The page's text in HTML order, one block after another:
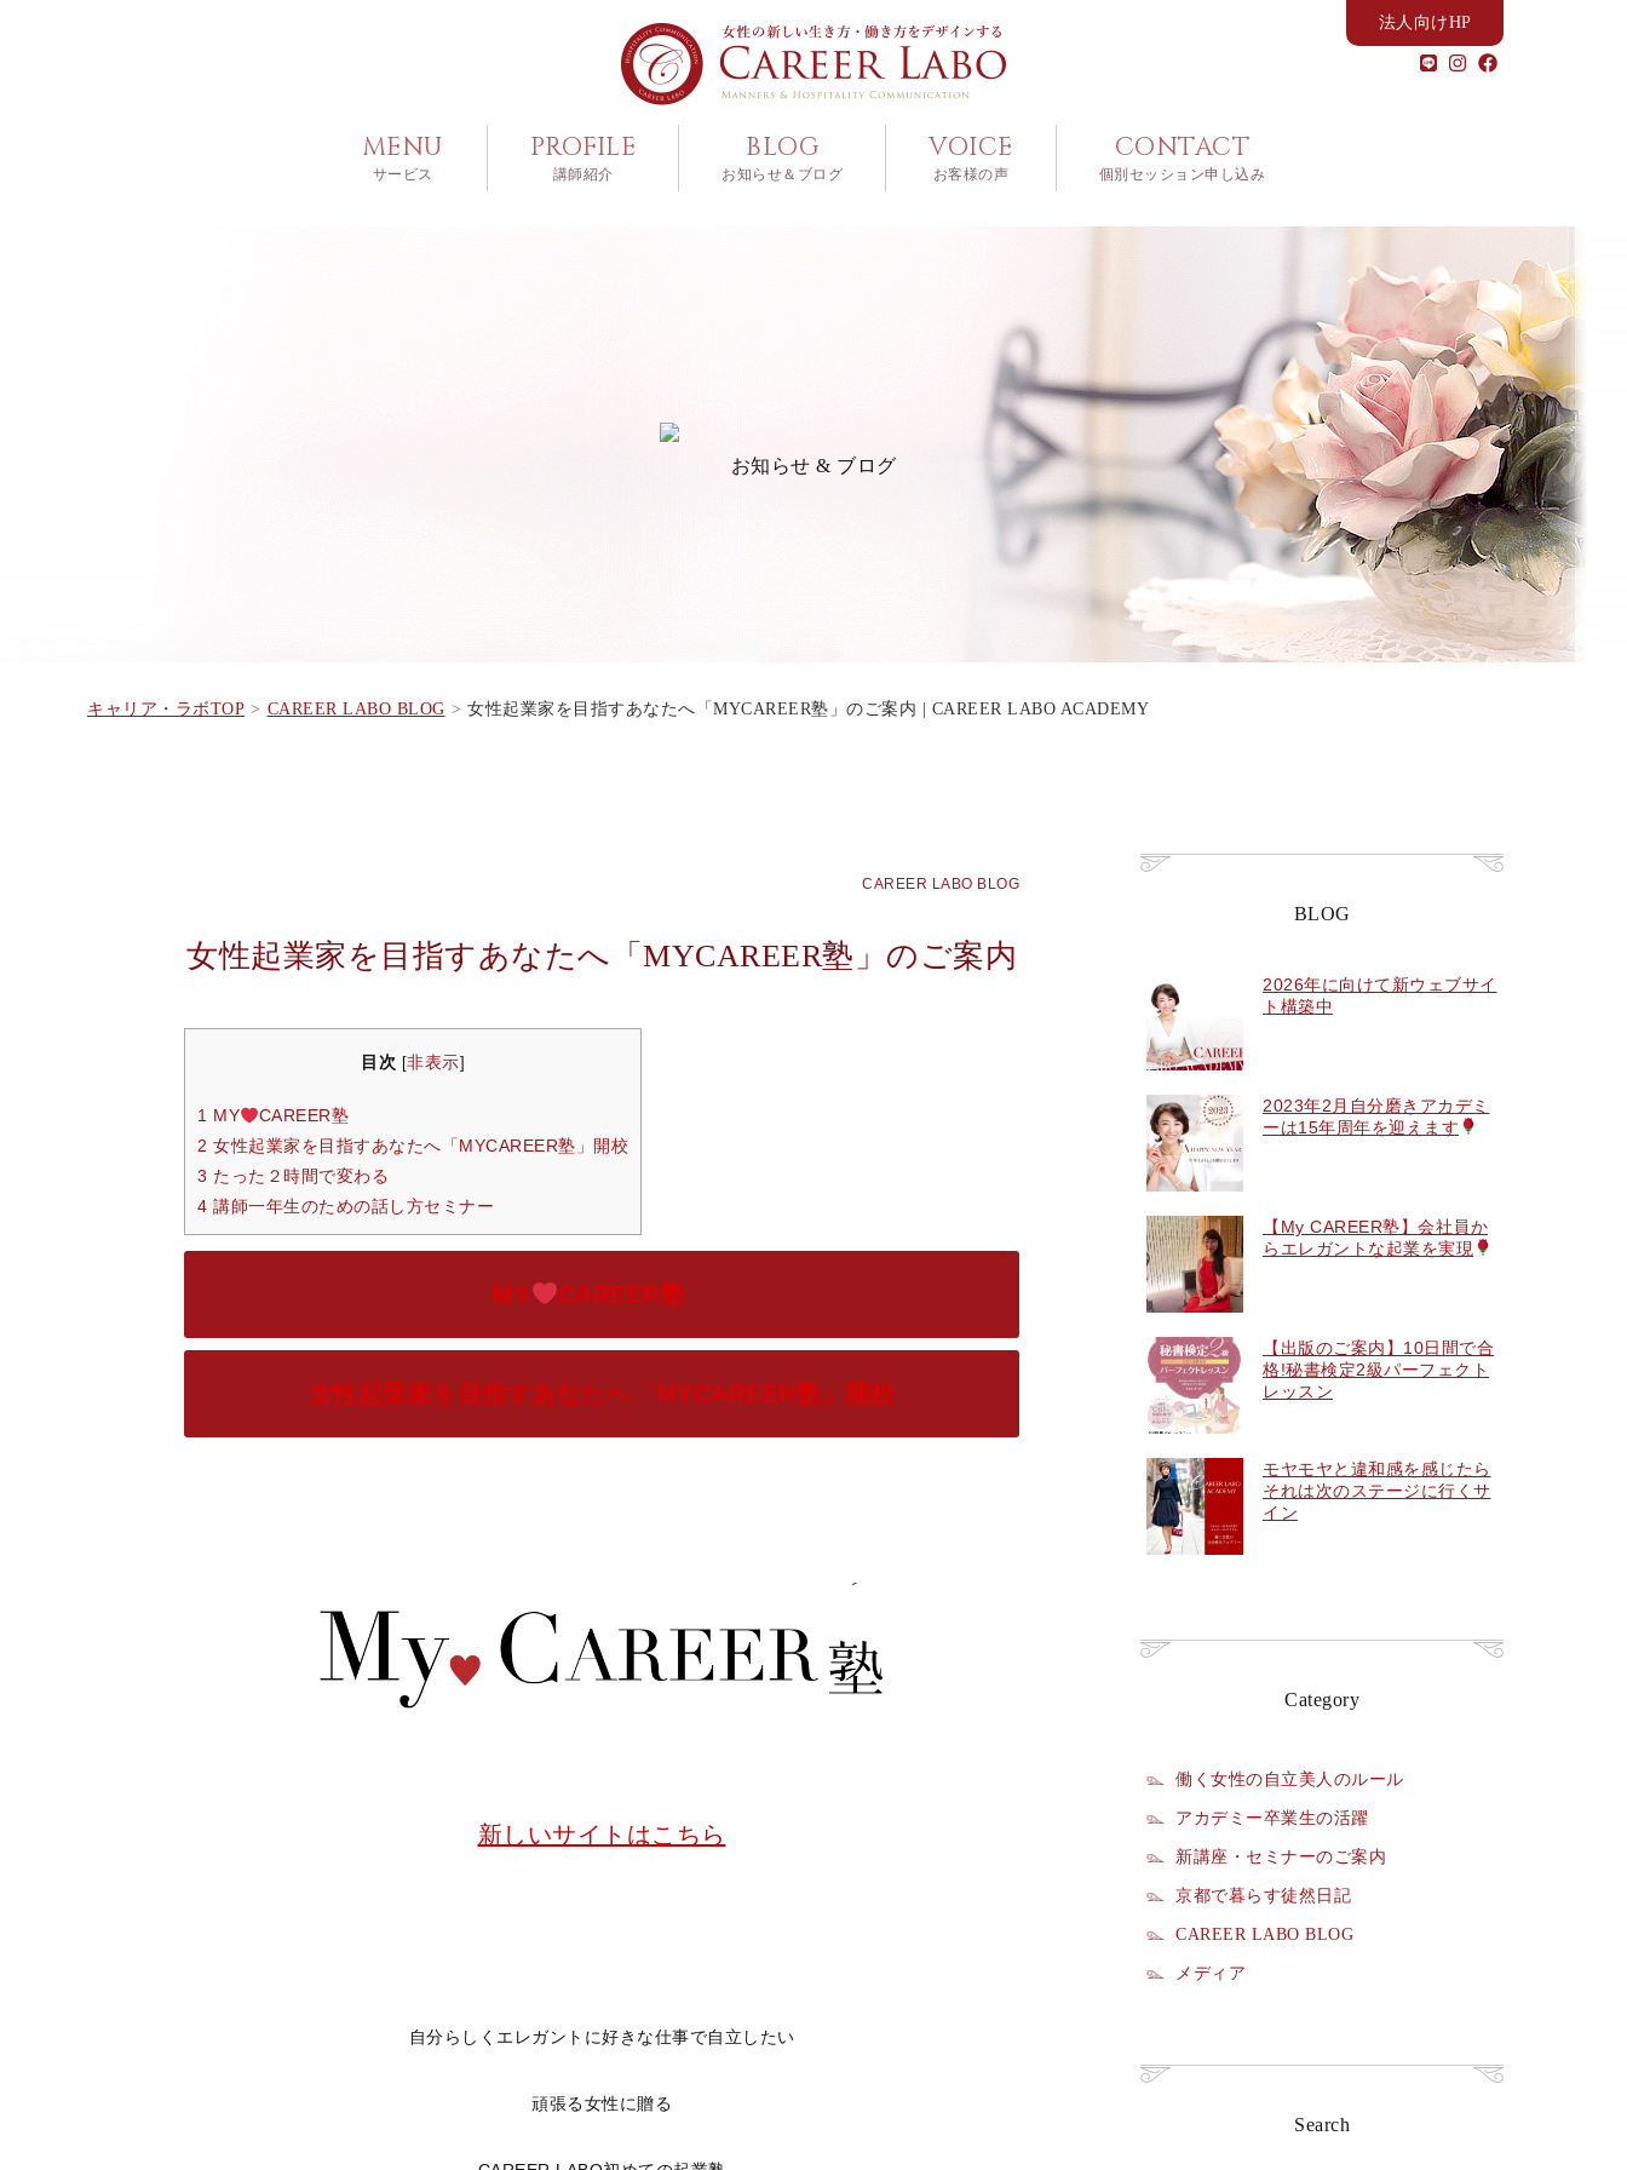
法人向けHP
MENU
サービス
PROFILE
講師紹介
BLOG
お知らせ＆ブログ
VOICE
お客様の声
CONTACT
個別セッション申し込み
お知らせ & ブログ
キャリア・ラボTOP CAREER LABO BLOG 女性起業家を目指すあなたへ「MYCAREER塾」のご案内 | CAREER LABO ACADEMY
CAREER LABO BLOG
女性起業家を目指すあなたへ「MYCAREER塾」のご案内
目次 非表示
1 MY
CAREER塾
2 女性起業家を目指すあなたへ「MYCAREER塾」開校
3 たった２時間で変わる
4 講師一年生のための話し方セミナー
MY CAREER塾
女性起業家を目指すあなたへ「MYCAREER塾」開校
新しいサイトはこちら
自分らしくエレガントに好きな仕事で自立したい
頑張る女性に贈る
BLOG
2026年に向けて新ウェブサイ
ト構築中
2023年2月自分磨きアカデミ
ーは15年周年を迎えます
【My CAREER塾】会社員か
らエレガントな起業を実現
【出版のご案内】10日間で合
格!秘書検定2級パーフェクト
レッスン
モヤモヤと違和感を感じたら
それは次のステージに行くサ
イン
Category
働く女性の自立美人のルール
アカデミー卒業生の活躍
新講座・セミナーのご案内
京都で暮らす徒然日記
CAREER LABO BLOG
メディア
Search